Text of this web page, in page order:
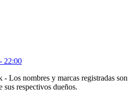
22:00
Los nombres y marcas registradas son
respectivos dueños.